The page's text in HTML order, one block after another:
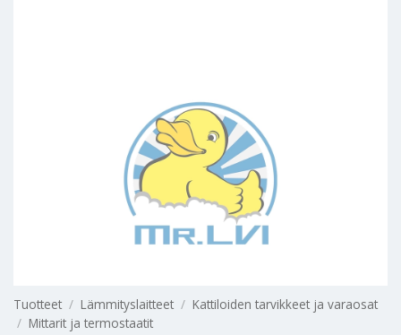
Tuotteet / Lämmityslaitteet / Kattiloiden tarvikkeet ja varaosat
/ Mittarit ja termostaatit